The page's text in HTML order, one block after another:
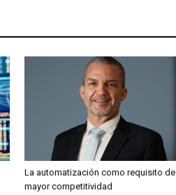
La automatización como requisito de
mayor competitividad